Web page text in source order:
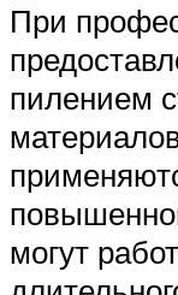
При
пилением
могут